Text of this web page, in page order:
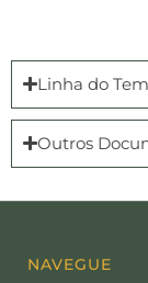
Linha do
Outros
NAVEGUE